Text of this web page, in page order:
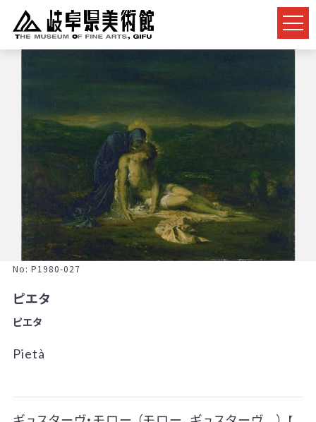
No: P1980-027
ピエタ
ピエタ
Pietà